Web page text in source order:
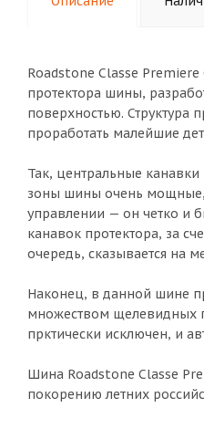
Roadstone Classe
протектора шины,
поверхностью. Структура
проработать малейшие
Так, центральные
зоны шины очень мощные,
управлении — он четко и
канавок протектора, за
очередь, сказывается на
Наконец, в данной шине
множеством щелевидных
прктически исключен, и
Шина Roadstone Classe
покорению летних